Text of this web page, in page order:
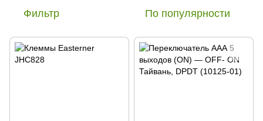
Фильтр По популярности